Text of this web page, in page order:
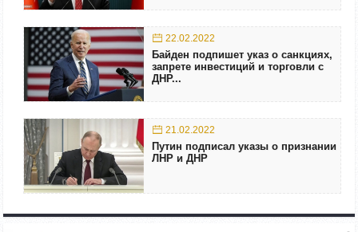
22.02.2022
Байден подпишет указ о санкциях,
запрете инвестиций и торговли с
ДНР...
21.02.2022
Путин подписал указы о признании
ЛНР и ДНР